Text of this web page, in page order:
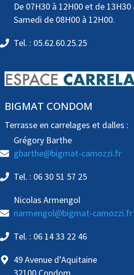
De 07H30 à 12H00 et de 13H30
Samedi de 08H00 à 12H00.
Tel. : 05.62.60.25.25
BIGMAT CONDOM
Terrasse en carrelages et dalles :
Grégory Barthe
gbarthe@bigmat-camozzi.fr
Tel. : 06 30 51 57 25
Nicolas Armengol
narmengol@bigmat-camozzi.fr
Tel. : 06 14 33 22 46
49 Avenue d’Aquitaine